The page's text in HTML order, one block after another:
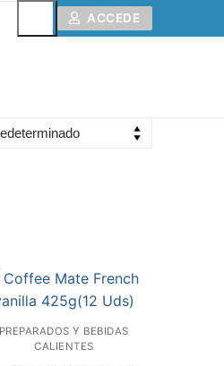
ACCEDE
PREPARADOS Y BEBIDAS
CALIENTES